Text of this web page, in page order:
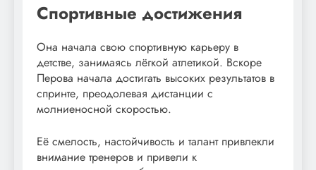
Спортивные достижения
Она начала свою спортивную карьеру в
детстве, занимаясь лёгкой атлетикой. Вскоре
Перова начала достигать высоких результатов в
спринте, преодолевая дистанции с
молниеносной скоростью.
Её смелость, настойчивость и талант привлекли
внимание тренеров и привели к